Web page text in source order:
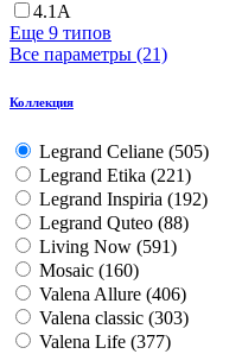
4.1А
Еще 9 типов
Все параметры (21)
Коллекция
Legrand Celiane (505)
Legrand Etika (221)
Legrand Inspiria (192)
Legrand Quteo (88)
Living Now (591)
Mosaic (160)
Valena Allure (406)
Valena classic (303)
Valena Life (377)